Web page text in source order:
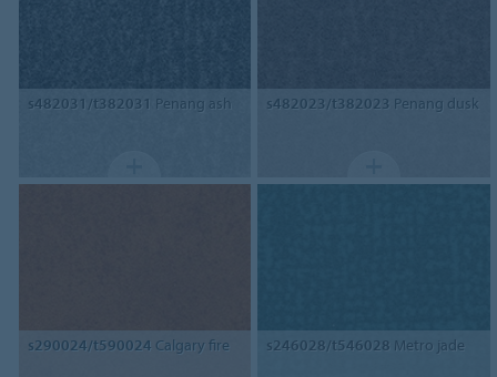
s482031/t382031 Penang ash s482023/t382023 Penang dusk
s290024/t590024 Calgary fire s246028/t546028 Metro jade